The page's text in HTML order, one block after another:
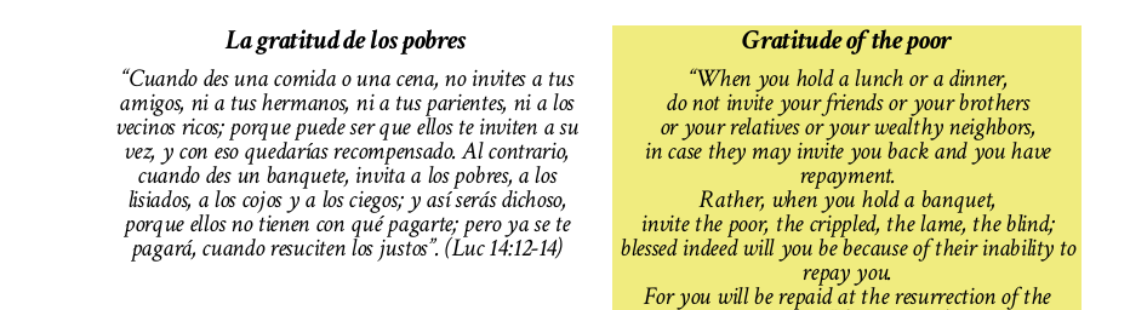
La gratitud de los pobres
“Cuando des una comida o una cena, no invites a tus
amigos, ni a tus hermanos, ni a tus parientes, ni a los
vecinos ricos; porque puede ser que ellos te inviten a su
vez, y con eso quedarías recompensado. Al contrario,
cuando des un banquete, invita a los pobres, a los
lisiados, a los cojos y a los ciegos; y así serás dichoso,
porque ellos no tienen con qué pagarte; pero ya se te
pagará, cuando resuciten los justos”. (Luc 14:12-14)
Gratitude of the poor
“When you hold a lunch or a dinner,
do not invite your friends or your brothers
or your relatives or your wealthy neighbors,
in case they may invite you back and you have
repayment.
Rather, when you hold a banquet,
invite the poor, the crippled, the lame, the blind;
blessed indeed will you be because of their inability to
repay you.
For you will be repaid at the resurrection of the